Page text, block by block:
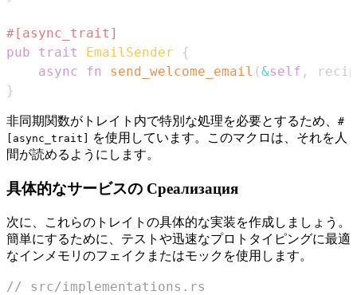
#[async_trait]
pub
trait EmailSender
{
async
fn send_welcome_email (&self ,
}
非同期関数がトレイト内で特別な処理を必要とするため、 #
[async_trait]
を使用しています。このマクロは、それを人
間が読めるようにします。
具体的なサービスの Среализация
次に、これらのトレイトの具体的な実装を作成しましょう。
簡単にするために、テストや迅速なプロトタイピングに最適
なインメモリのフェイクまたはモックを使用します。
// src/implementations.rs